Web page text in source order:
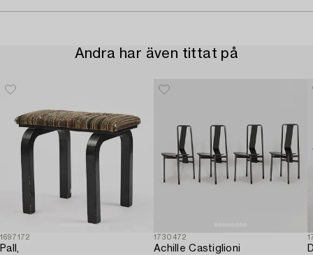
Andra har även tittat på
1697172
Pall,
1730472
Achille Castiglioni